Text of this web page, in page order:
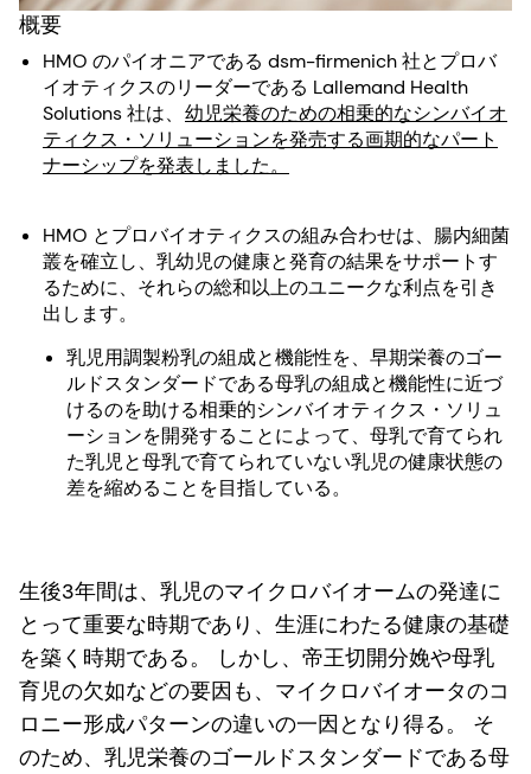
概要
HMO のパイオニアである dsm-firmenich 社とプロバ
イオティクスのリーダーである Lallemand Health
Solutions 社は、 幼児栄養のための相乗的なシンバイオ
ティクス・ソリューションを発売する画期的なパート
ナーシップを発表しました。
HMO とプロバイオティクスの組み合わせは、腸内細菌
叢を確立し、乳幼児の健康と発育の結果をサポートす
るために、それらの総和以上のユニークな利点を引き
出します。
乳児用調製粉乳の組成と機能性を、早期栄養のゴー
ルドスタンダードである母乳の組成と機能性に近づ
けるのを助ける相乗的シンバイオティクス・ソリュ
ーションを開発することによって、母乳で育てられ
た乳児と母乳で育てられていない乳児の健康状態の
差を縮めることを目指している。
生後3年間は、乳児のマイクロバイオームの発達に
とって重要な時期であり、生涯にわたる健康の基礎
を築く時期である。 しかし、帝王切開分娩や母乳
育児の欠如などの要因も、マイクロバイオータのコ
ロニー形成パターンの違いの一因となり得る。 そ
のため、乳児栄養のゴールドスタンダードである母